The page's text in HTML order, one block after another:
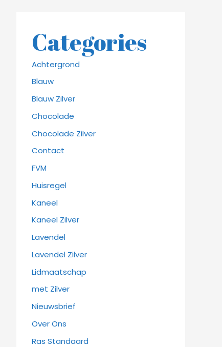
Categories
Achtergrond
Blauw
Blauw Zilver
Chocolade
Chocolade Zilver
Contact
FVM
Huisregel
Kaneel
Kaneel Zilver
Lavendel
Lavendel Zilver
Lidmaatschap
met Zilver
Nieuwsbrief
Over Ons
Ras Standaard